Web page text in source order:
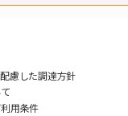
慮した調達方針
用条件